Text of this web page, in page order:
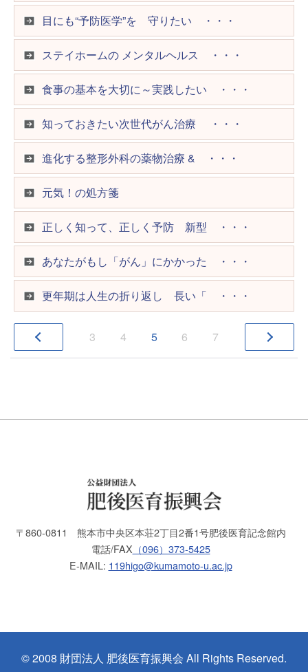
副鼻腔炎（ふくびくうえん）
家族の心配・不安に応える 子育 ・・・
家族の心配・不安に応える 子育 ・・・
家族の心配・不安に応える 子育 ・・・
O脚・X脚
アタマジラミ
家族の心配・不安に応える 子育 ・・・
家族の心配・不安に応える 子育 ・・・
子どものストレスサインとその対 ・・・
1 2 3 4 5
目にも“予防医学”を 守りたい ・・・
ステイホームの メンタルヘルス ・・・
食事の基本を大切に～実践したい ・・・
知っておきたい次世代がん治療 ・・・
進化する整形外科の薬物治療 & ・・・
元気！の処方箋
正しく知って、正しく予防 新型 ・・・
あなたがもし「がん」にかかった ・・・
更年期は人生の折り返し 長い「 ・・・
3 4 5 6 7
3 4 5 6 7
【第74回】「初心を忘れない」 ・・・
【第73回】「ありがとう」
第43回 運動会
【第71回】新しい薬への思い
【第42回 蟇（ひきがえる）と ・・・
〒860-0811 熊本市中央区本荘2丁目2番1号肥後医育記念館内
電話/FAX （096）373-5425
E-MAIL: 119higo@kumamoto-u.ac.jp
© 2008 財団法人 肥後医育振興会 All Rights Reserved.